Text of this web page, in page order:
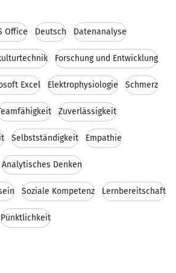
Office Deutsch Datenanalyse
Forschung und Entwicklung
Excel Elektrophysiologie Schmerz
Zuverlässigkeit
Selbstständigkeit Empathie
Analytisches Denken
Soziale Kompetenz Lernbereitschaft
Pünktlichkeit